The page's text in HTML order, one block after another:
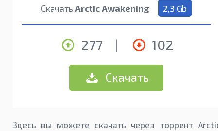
Скачать Arctic Awakening 2,3 Gb
277 | 102
Скачать
Здесь вы можете скачать через торрент